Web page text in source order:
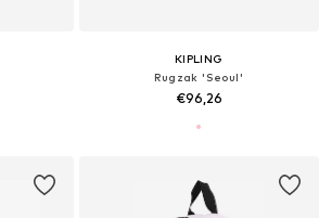
KIPLING
Rugzak 'Seoul'
€96,26